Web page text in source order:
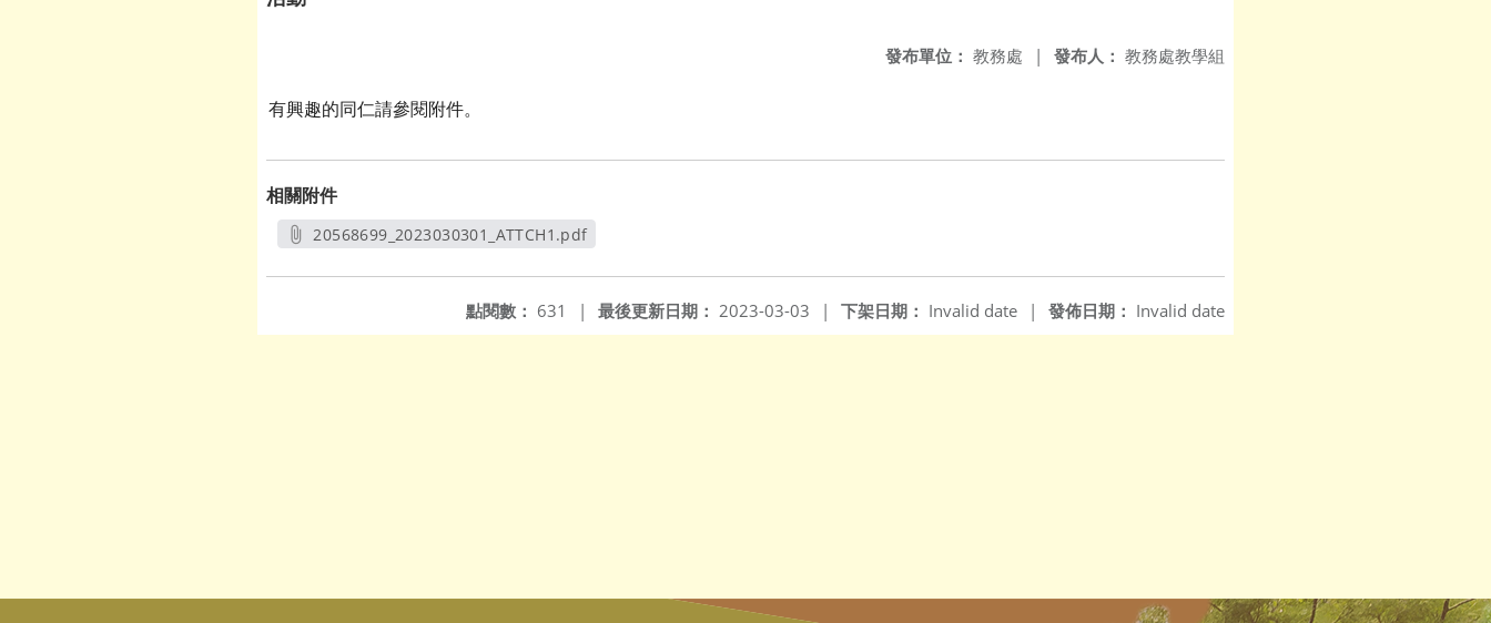
發布人： 教務處教學組
發布單位： 教務處 |
有興趣的同仁請參閱附件。
相關附件
20568699_2023030301_ATTCH1.pdf
發佈日期： Invalid date
下架日期： Invalid date |
最後更新日期： 2023-03-03 |
點閱數： 631 |